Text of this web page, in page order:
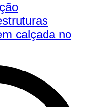
calçada no